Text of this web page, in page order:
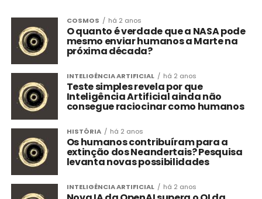
COSMOS há 2 anos
O quanto é verdade que a NASA pode
mesmo enviar humanos a Marte na
próxima década?
INTELIGÊNCIA ARTIFICIAL há 2 anos
Teste simples revela por que
Inteligência Artificial ainda não
consegue raciocinar como humanos
HISTÓRIA há 2 anos
Os humanos contribuíram para a
extinção dos Neandertais? Pesquisa
levanta novas possibilidades
INTELIGÊNCIA ARTIFICIAL há 2 anos